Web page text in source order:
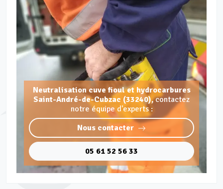
Neutralisation cuve fioul et hydrocarbures
Saint-André-de-Cubzac (33240),contactez
notre équipe d'experts :
Nous contacter
05 61 52 56 33